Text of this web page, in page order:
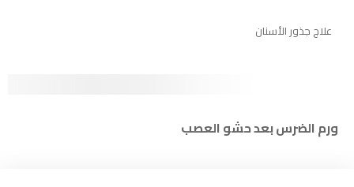
علاج جذور الأسنان
ورم الضرس بعد حشو العصب